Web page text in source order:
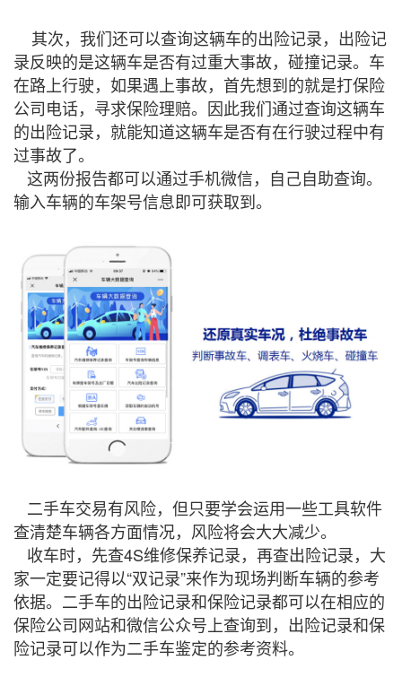
其次，我们还可以查询这辆车的出险记录，出险记
录反映的是这辆车是否有过重大事故，碰撞记录。车
在路上行驶，如果遇上事故，首先想到的就是打保险
公司电话，寻求保险理赔。因此我们通过查询这辆车
的出险记录，就能知道这辆车是否有在行驶过程中有
过事故了。
这两份报告都可以通过手机微信，自己自助查询。
输入车辆的车架号信息即可获取到。
二手车交易有风险，但只要学会运用一些工具软件
查清楚车辆各方面情况，风险将会大大减少。
收车时，先查4S维修保养记录，再查出险记录，大
家一定要记得以“双记录”来作为现场判断车辆的参考
依据。二手车的出险记录和保险记录都可以在相应的
保险公司网站和微信公众号上查询到，出险记录和保
险记录可以作为二手车鉴定的参考资料。